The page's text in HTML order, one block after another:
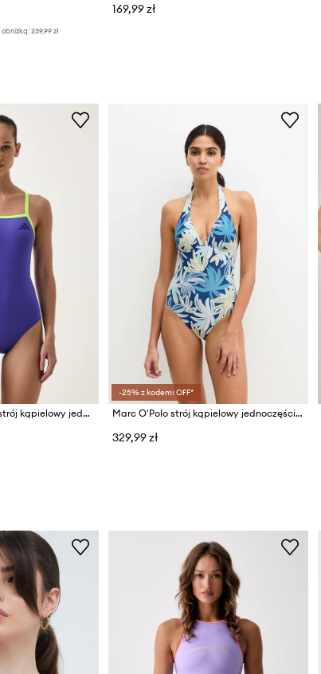
obniżką: 239,99 zł
169,99 zł
adidas Performance strój kąpielowy jednoczęściowy damski Ripstream
-25% z kodem: OFF*
Marc O'Polo strój kąpielowy jednoczęściowy damski
329,99 zł